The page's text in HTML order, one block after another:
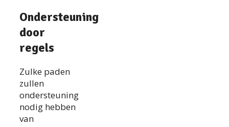
Ondersteuning
door
regels
Zulke paden
zullen
ondersteuning
nodig hebben
van